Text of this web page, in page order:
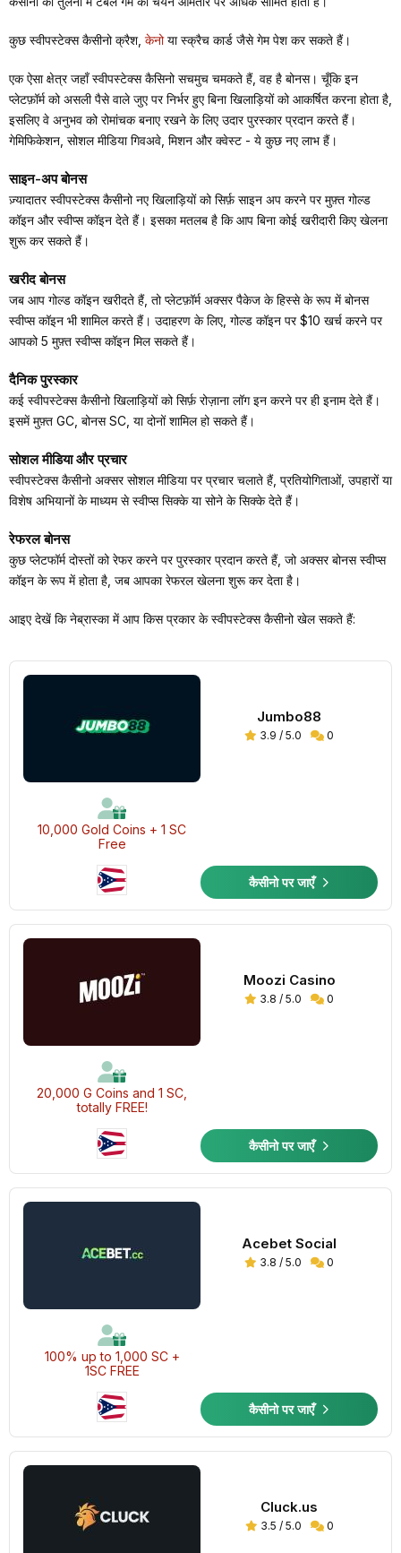
कुछ स्वीपस्टेक्स कैसीनो क्रैश, केनो या स्क्रैच कार्ड जैसे गेम पेश कर सकते हैं।
एक ऐसा क्षेत्र जहाँ स्वीपस्टेक्स कैसिनो सचमुच चमकते हैं, वह है बोनस। चूँकि इन
प्लेटफ़ॉर्म को असली पैसे वाले जुए पर निर्भर हुए बिना खिलाड़ियों को आकर्षित करना होता है,
इसलिए वे अनुभव को रोमांचक बनाए रखने के लिए उदार पुरस्कार प्रदान करते हैं।
गेमिफिकेशन, सोशल मीडिया गिवअवे, मिशन और क्वेस्ट - ये कुछ नए लाभ हैं।
साइन-अप बोनस
ज़्यादातर स्वीपस्टेक्स कैसीनो नए खिलाड़ियों को सिर्फ़ साइन अप करने पर मुफ़्त गोल्ड
कॉइन और स्वीप्स कॉइन देते हैं। इसका मतलब है कि आप बिना कोई खरीदारी किए खेलना
शुरू कर सकते हैं।
खरीद बोनस
जब आप गोल्ड कॉइन खरीदते हैं, तो प्लेटफ़ॉर्म अक्सर पैकेज के हिस्से के रूप में बोनस
स्वीप्स कॉइन भी शामिल करते हैं। उदाहरण के लिए, गोल्ड कॉइन पर $10 खर्च करने पर
आपको 5 मुफ़्त स्वीप्स कॉइन मिल सकते हैं।
दैनिक पुरस्कार
कई स्वीपस्टेक्स कैसीनो खिलाड़ियों को सिर्फ़ रोज़ाना लॉग इन करने पर ही इनाम देते हैं।
इसमें मुफ़्त GC, बोनस SC, या दोनों शामिल हो सकते हैं।
सोशल मीडिया और प्रचार
स्वीपस्टेक्स कैसीनो अक्सर सोशल मीडिया पर प्रचार चलाते हैं, प्रतियोगिताओं, उपहारों या
विशेष अभियानों के माध्यम से स्वीप्स सिक्के या सोने के सिक्के देते हैं।
रेफरल बोनस
कुछ प्लेटफॉर्म दोस्तों को रेफर करने पर पुरस्कार प्रदान करते हैं, जो अक्सर बोनस स्वीप्स
कॉइन के रूप में होता है, जब आपका रेफरल खेलना शुरू कर देता है।
आइए देखें कि नेब्रास्का में आप किस प्रकार के स्वीपस्टेक्स कैसीनो खेल सकते हैं:
Jumbo88
3.9 / 5.0 0
10,000 Gold Coins + 1 SC
Free
कैसीनो पर जाएँ
Moozi Casino
3.8 / 5.0 0
20,000 G Coins and 1 SC,
totally FREE!
कैसीनो पर जाएँ
Acebet Social
3.8 / 5.0 0
100% up to 1,000 SC +
1SC FREE
कैसीनो पर जाएँ
Cluck.us
3.5 / 5.0 0